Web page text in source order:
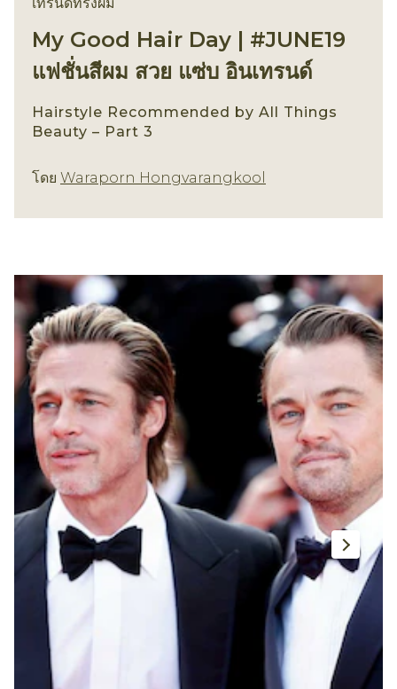
My Good Hair Day | #JUNE19
แฟชั่นสีผม สวย แซ่บ อินเทรนด์
Hairstyle Recommended by All Things
Beauty – Part 3
โดย Waraporn Hongvarangkool